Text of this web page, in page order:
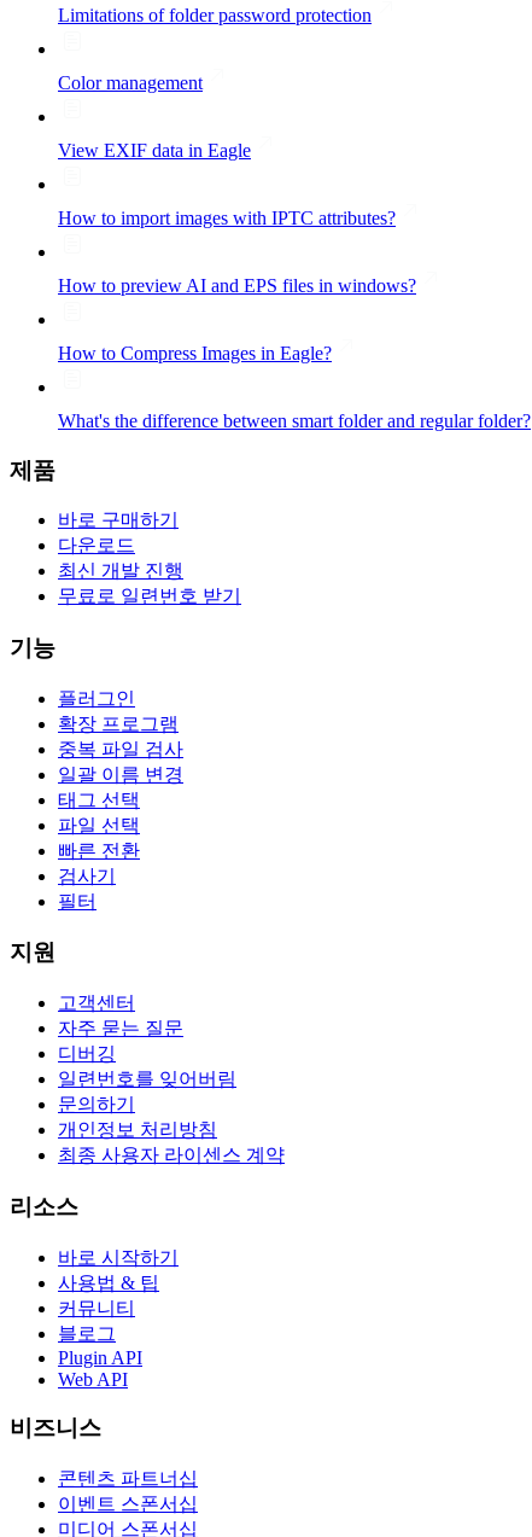
Limitations of folder password protection
Color management
View EXIF data in Eagle
How to import images with IPTC attributes?
How to preview AI and EPS files in windows?
How to Compress Images in Eagle?
What's the difference between smart folder and regular folder?
제품
바로 구매하기
다운로드
최신 개발 진행
무료로 일련번호 받기
기능
플러그인
확장 프로그램
중복 파일 검사
일괄 이름 변경
태그 선택
파일 선택
빠른 전환
검사기
필터
지원
고객센터
자주 묻는 질문
디버깅
일련번호를 잊어버림
문의하기
개인정보 처리방침
최종 사용자 라이센스 계약
리소스
바로 시작하기
사용법 & 팁
커뮤니티
블로그
Plugin API
Web API
비즈니스
콘텐츠 파트너십
이벤트 스폰서십
미디어 스폰서십